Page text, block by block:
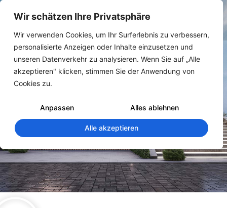
Wir schätzen Ihre Privatsphäre
Wir verwenden Cookies, um Ihr Surferlebnis zu verbessern,
personalisierte Anzeigen oder Inhalte einzusetzen und
unseren Datenverkehr zu analysieren. Wenn Sie auf „Alle
akzeptieren" klicken, stimmen Sie der Anwendung von
Cookies zu.
Anpassen Alles ablehnen
Alle akzeptieren